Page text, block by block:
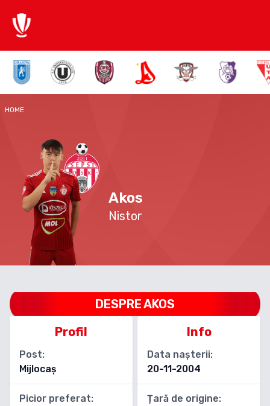
HOME
Akos
Nistor
DESPREAKOS
Profil
Post:
Mijlocaș
Picior preferat:
Info
Data nașterii:
20-11-2004
Țară de origine: